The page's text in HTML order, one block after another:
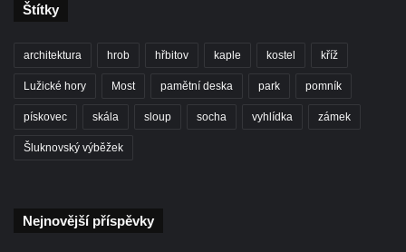
Štítky
architektura hrob hřbitov kaple kostel kříž
Lužické hory Most pamětní deska park pomník
pískovec skála sloup socha vyhlídka zámek
Šluknovský výběžek
Nejnovější příspěvky